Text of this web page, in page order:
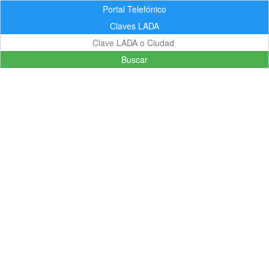
Portal Telefónico
Claves LADA
Buscar